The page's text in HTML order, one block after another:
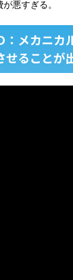
悪すぎる。
：メカニカ
せることが